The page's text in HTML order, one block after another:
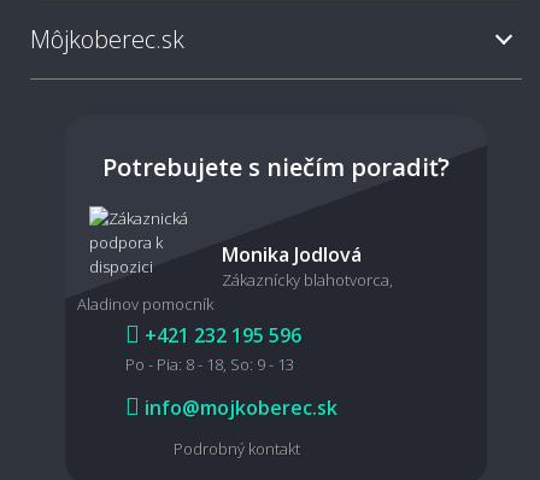
Môžete mi koberec aj položiť?
Viete mi pomôcť so zameraním miestnosti?
🧼 Údržba a čistenie
Ako sa metrážny koberec čistí a udržiava?
Ako vyčistiť škvrny z metrážneho koberca?
Môjkoberec.sk
Potrebujete s niečím poradiť?
Monika Jodlová
Zákaznícky blahotvorca,
Aladinov pomocník
+421 232 195 596
Po - Pia: 8 - 18, So: 9 - 13
info@mojkoberec.sk
Podrobný kontakt